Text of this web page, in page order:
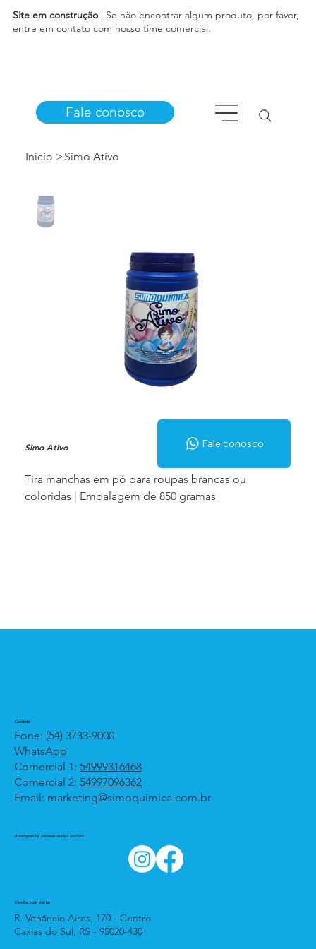
Fale conosco
Site em construção | Se não encontrar algum produto, por favor,
entre em contato com nosso time comercial.
Início >Simo Ativo
Simo Ativo
Tira manchas em pó para roupas brancas ou
coloridas | Embalagem de 850 gramas
Fale conosco
Venha nos visitar
R. Venâncio Aires, 170 - Centro
Caxias do Sul, RS - 95020-430
Acompanhe nossas redes sociais
Contato
Fone: (54) 3733-9000
WhatsApp
Comercial 1: 54999316468
Comercial 2: 54997096362
Email: marketing@simoquimica.com.br